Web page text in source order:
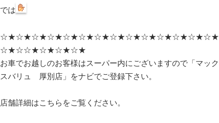
では
☆★☆★☆★☆★☆★☆★☆★☆★☆★☆★☆★☆★☆★☆★
☆★☆☆★☆★☆★☆★
お車でお越しのお客様はスーパー内にございますので「マック
スバリュ 厚別店」をナビでご登録下さい。
店舗詳細はこちらをご覧ください。